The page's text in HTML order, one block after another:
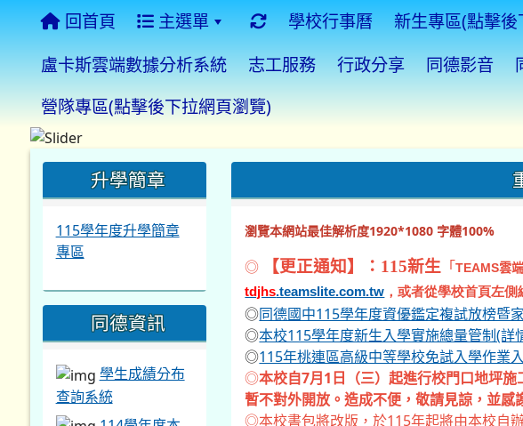
回首頁 主選單 學校行事曆 新生專區(點擊
盧卡斯雲端數據分析系統
志工服務 行政分享 同德影音
營隊專區(點擊後下拉網頁瀏覽)
瀏覽本網站最佳解析度1920*1080 字體100%
◎ 【更正通知】：115新生 「TEAMS雲
tdjhs.teamslite.com.tw ，或者從學校首頁左側
◎同德國中115學年度資優鑑定複試放榜暨
◎本校115學年度新生入學實施總量管制(詳
◎115年桃連區高級中等學校免試入學作業
◎本校自7月1日（三）起進行校門口地坪
暫不對外開放。造成不便，敬請見諒，並感
◎本校書包將改版，於115年起將由本校自
::: 升學簡章
115學年度升學簡章
專區
同德資訊
學生成績分布
查詢系統